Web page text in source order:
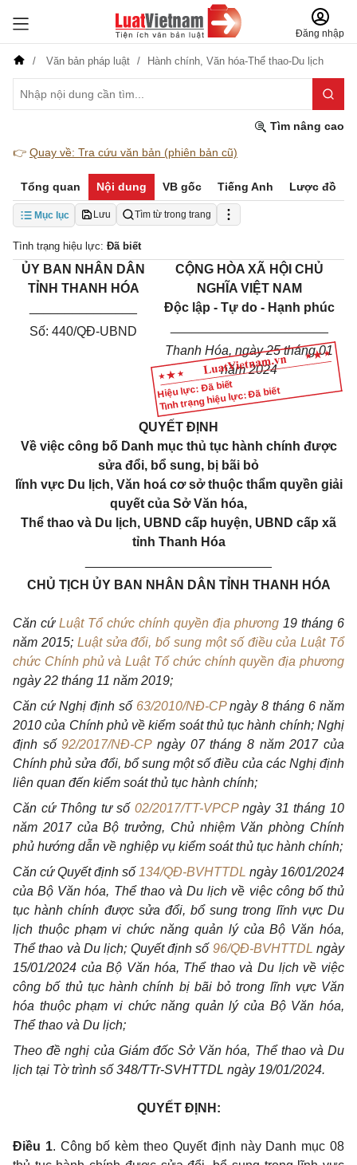
Đăng nhập
Văn bản pháp luật Hành chính, Văn hóa-Thể thao-Du lịch
Tìm nâng cao
👉 Quay về: Tra cứu văn bản (phiên bản cũ)
Tổng quan Nội dung VB gốc Tiếng Anh Lược đồ
Mục lục Lưu Tìm từ trong trang
Tình trạng hiệu lực: Đã biết
Hiệu lực: Đã biết
Tình trạng hiệu lực: Đã biết
ỦY BAN NHÂN DÂN
TỈNH THANH HÓA
Số: 440/QĐ-UBND
CỘNG HÒA XÃ HỘI CHỦ
NGHĨA VIỆT NAM
Độc lập - Tự do - Hạnh phúc
Thanh Hóa, ngày 25 tháng 01
năm 2024
QUYẾT ĐỊNH
Về việc công bố Danh mục thủ tục hành chính được
sửa đổi, bổ sung, bị bãi bỏ
lĩnh vực Du lịch, Văn hoá cơ sở thuộc thẩm quyền giải
quyết của Sở Văn hóa,
Thể thao và Du lịch, UBND cấp huyện, UBND cấp xã
tỉnh Thanh Hóa
CHỦ TỊCH ỦY BAN NHÂN DÂN TỈNH THANH HÓA
Căn cứ Luật Tổ chức chính quyền địa phương 19 tháng 6
năm 2015;Luật sửa đổi, bổ sung một số điều của Luật Tổ
chức Chính phủ và Luật Tổ chức chính quyền địa phương
ngày 22 tháng 11 năm 2019;
Căn cứ Nghị định số 63/2010/NĐ-CPngày 8 tháng 6 năm
2010 của Chính phủ về kiểm soát thủ tục hành chính; Nghị
định số92/2017/NĐ-CPngày 07 tháng 8 năm 2017 của
Chính phủ sửa đổi, bổ sung một số điều của các Nghị định
liên quan đến kiểm soát thủ tục hành chính;
Căn cứ Thông tư số 02/2017/TT-VPCPngày 31 tháng 10
năm 2017 của Bộ trưởng, Chủ nhiệm Văn phòng Chính
phủ hướng dẫn về nghiệp vụ kiểm soát thủ tục hành chính;
Căn cứ Quyết định số 134/QĐ-BVHTTDL ngày 16/01/2024
của Bộ Văn hóa, Thể thao và Du lịch về việc công bố thủ
tục hành chính được sửa đổi, bổ sung trong lĩnh vực Du
lịch thuộc phạm vi chức năng quản lý của Bộ Văn hóa,
Thể thao và Du lịch; Quyết định số 96/QĐ-BVHTTDL ngày
15/01/2024 của Bộ Văn hóa, Thể thao và Du lịch về việc
công bố thủ tục hành chính bị bãi bỏ trong lĩnh vực Văn
hóa thuộc phạm vi chức năng quản lý của Bộ Văn hóa,
Thể thao và Du lịch;
Theo đề nghị của Giám đốc Sở Văn hóa, Thể thao và Du
lịch tại Tờ trình số 348/TTr-SVHTTDL ngày 19/01/2024.
QUYẾT ĐỊNH:
Điều 1. Công bố kèm theo Quyết định này Danh mục 08